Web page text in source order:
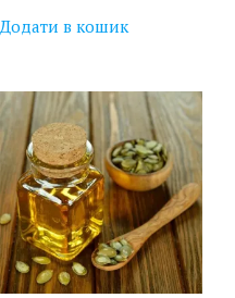
Додати в кошик